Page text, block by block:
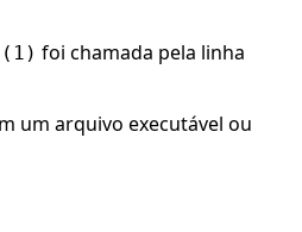
foi chamada pela linha
um arquivo executável ou